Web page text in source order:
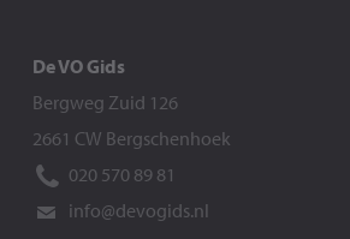
De VO Gids
Bergweg Zuid 126
2661 CW Bergschenhoek
020 570 89 81
info@devogids.nl